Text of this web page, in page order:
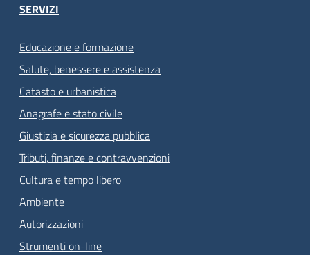
SERVIZI
Educazione e formazione
Salute, benessere e assistenza
Catasto e urbanistica
Anagrafe e stato civile
Giustizia e sicurezza pubblica
Tributi, finanze e contravvenzioni
Cultura e tempo libero
Ambiente
Autorizzazioni
Strumenti on-line